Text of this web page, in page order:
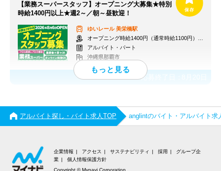
【業務スーパースタッフ】オープニング大募集★特別
時給1400円以上★週2～／朝～昼歓迎！
ゆいレール美栄橋駅
オープニング時給1400円（通常時給1100円）※各種手当あり
アルバイト・パート
沖縄県那覇市
応募終了日：
アルバイト探し・バイト求人TOP anglintのバイト・アルバイト求
企業情報 アクセス サステナビリティ 採用
グループ企
業
個人情報保護方針
Copyright © Mynavi Corporation